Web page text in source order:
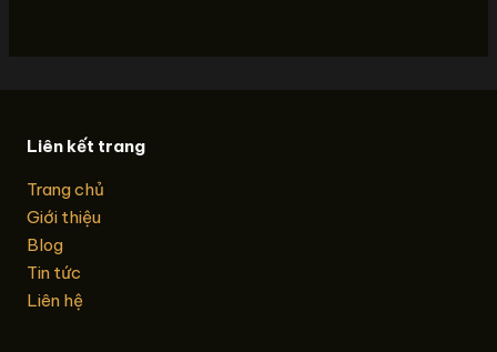
Liên kết trang
Trang chủ
Giới thiệu
Blog
Tin tức
Liên hệ